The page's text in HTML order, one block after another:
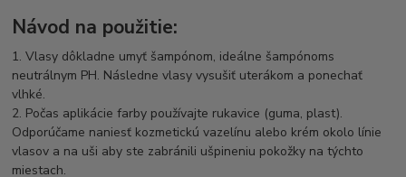
Návod na použitie:
1. Vlasy dôkladne umyť šampónom, ideálne šampónoms
neutrálnym PH. Následne vlasy vysušiť uterákom a ponechať
vlhké.
2. Počas aplikácie farby používajte rukavice (guma, plast).
Odporúčame naniesť kozmetickú vazelínu alebo krém okolo línie
vlasov a na uši aby ste zabránili ušpineniu pokožky na týchto
miestach.